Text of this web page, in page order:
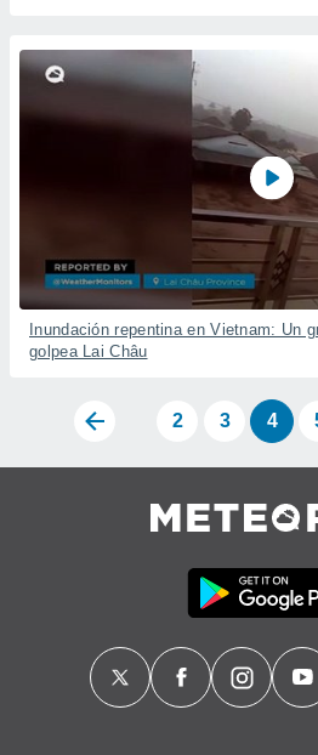
Inundación repentina en Vietnam: Un
golpea Lai Châu
2 3 4